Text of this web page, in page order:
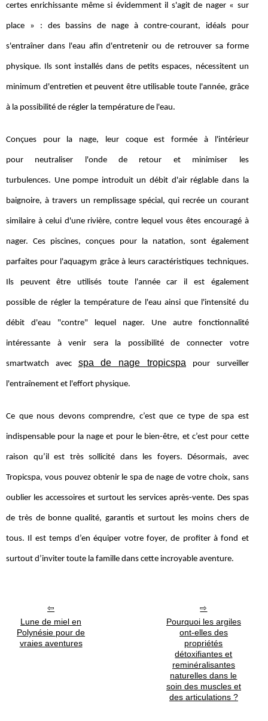
certes enrichissante même si évidemment il s'agit de nager « sur
place » : des bassins de nage à contre-courant, idéals pour
s'entraîner dans l'eau afin d'entretenir ou de retrouver sa forme
physique. Ils sont installés dans de petits espaces, nécessitent un
minimum d'entretien et peuvent être utilisable toute l'année, grâce
à la possibilité de régler la température de l'eau.
Conçues pour la nage, leur coque est formée à l'intérieur
pour neutraliser l'onde de retour et minimiser les
turbulences. Une pompe introduit un débit d'air réglable dans la
baignoire, à travers un remplissage spécial, qui recrée un courant
similaire à celui d'une rivière, contre lequel vous êtes encouragé à
nager. Ces piscines, conçues pour la natation, sont également
parfaites pour l'aquagym grâce à leurs caractéristiques techniques.
Ils peuvent être utilisés toute l'année car il est également
possible de régler la température de l'eau ainsi que l'intensité du
débit d'eau "contre" lequel nager. Une autre fonctionnalité
intéressante à venir sera la possibilité de connecter votre
smartwatch avec spa de nage tropicspa pour surveiller
l'entraînement et l'effort physique.
Ce que nous devons comprendre, c’est que ce type de spa est
indispensable pour la nage et pour le bien-être, et c’est pour cette
raison qu’il est très sollicité dans les foyers. Désormais, avec
Tropicspa, vous pouvez obtenir le spa de nage de votre choix, sans
oublier les accessoires et surtout les services après-vente. Des spas
de très de bonne qualité, garantis et surtout les moins chers de
tous. Il est temps d’en équiper votre foyer, de profiter à fond et
surtout d’inviter toute la famille dans cette incroyable aventure.
Lune de miel en
Polynésie pour de
vraies aventures
Pourquoi les argiles
ont-elles des
propriétés
détoxifiantes et
reminéralisantes
naturelles dans le
soin des muscles et
des articulations ?